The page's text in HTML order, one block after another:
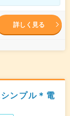
詳しく見る
ンプル＊電